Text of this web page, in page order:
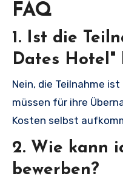
FAQ
1. Ist die
Dates Hotel"
Nein, die Teilnahme
müssen für ihre
Kosten selbst
2. Wie kann
bewerben?